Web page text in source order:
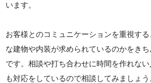
います。
お客様とのコミュニケーションを重視す
な建物や内装が求められているのかをき
です。相談や打ち合わせに時間を作れな
も対応をしているので相談してみましょ